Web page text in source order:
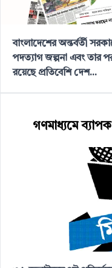
বাংলাদেশের অন্তর্বর্তী
পদত্যাগ জল্পনা এবং তার
রয়েছে প্রতিবেশি দেশ...
গণমাধ্যমে